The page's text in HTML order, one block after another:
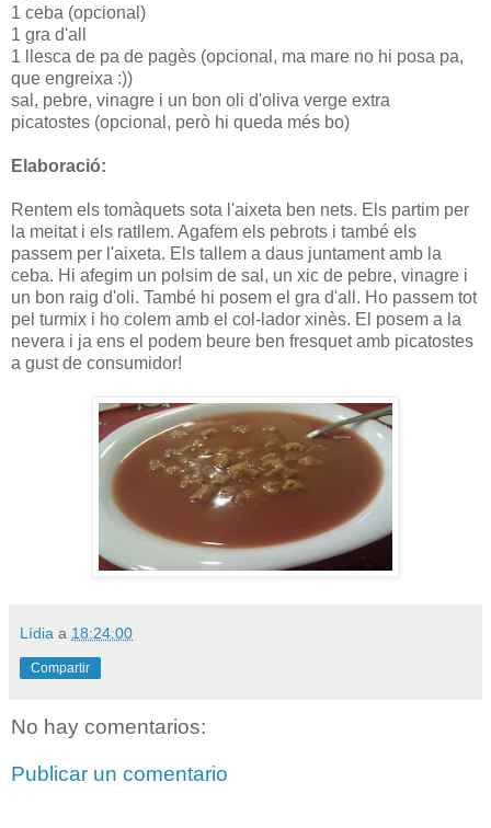
1 ceba (opcional)
1 gra d'all
1 llesca de pa de pagès (opcional, ma mare no hi posa pa,
que engreixa :))
sal, pebre, vinagre i un bon oli d'oliva verge extra
picatostes (opcional, però hi queda més bo)
Elaboració:
Rentem els tomàquets sota l'aixeta ben nets. Els partim per
la meitat i els ratllem. Agafem els pebrots i també els
passem per l'aixeta. Els tallem a daus juntament amb la
ceba. Hi afegim un polsim de sal, un xic de pebre, vinagre i
un bon raig d'oli. També hi posem el gra d'all. Ho passem tot
pel turmix i ho colem amb el col-lador xinès. El posem a la
nevera i ja ens el podem beure ben fresquet amb picatostes
a gust de consumidor!
Lídia a 18:24:00
Compartir
No hay comentarios:
Publicar un comentario